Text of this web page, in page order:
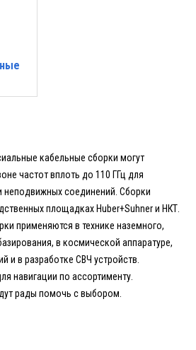
кабельные сборки могут
частот вплоть до 110 ГГц для
соединений. Сборки
площадках Huber+Suhner и НКТ.
применяются в технике наземного,
в космической аппаратуре,
и в разработке СВЧ устройств.
навигации по ассортименту.
рады помочь с выбором.